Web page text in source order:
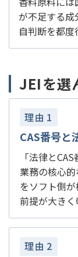
が不足する成
自判断を都度
JEIを選
理由 1
CAS番号と
「法律と
業務の核心
をソフト側
前提が大きく
理由 2